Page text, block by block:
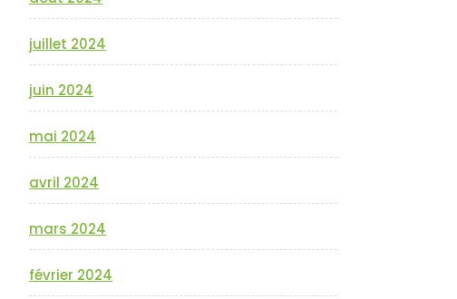
juillet 2024
juin 2024
mai 2024
avril 2024
mars 2024
février 2024